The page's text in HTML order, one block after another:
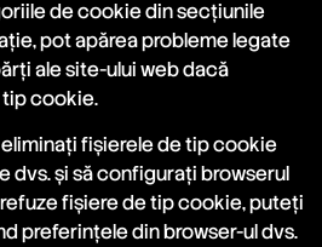
de cookie din secţiunile
pot apărea probleme legate
ale site-ului web dacă
cookie.
fișierele de tip cookie
și să configurați browserul
fișiere de tip cookie, puteți
preferințele din browser-ul dvs.